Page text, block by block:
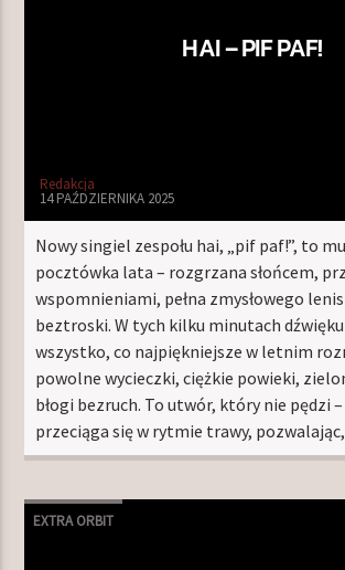
HAI – PIF PAF!
Redakcja
14 PAŹDZIERNIKA 2025
Nowy singiel zespołu hai, „pif paf!”, to
pocztówka lata – rozgrzana słońcem,
wspomnieniami, pełna zmysłowego
beztroski. W tych kilku minutach
wszystko, co najpiękniejsze w letnim
powolne wycieczki, ciężkie powieki,
błogi bezruch. To utwór, który nie pędzi
przeciąga się w rytmie trawy,
EXTRA ORBIT